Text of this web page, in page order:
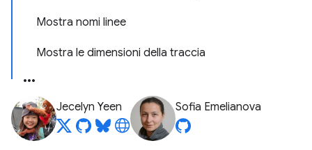
Mostra nomi linee
Mostra le dimensioni della traccia
Jecelyn Yeen Sofia Emelianova